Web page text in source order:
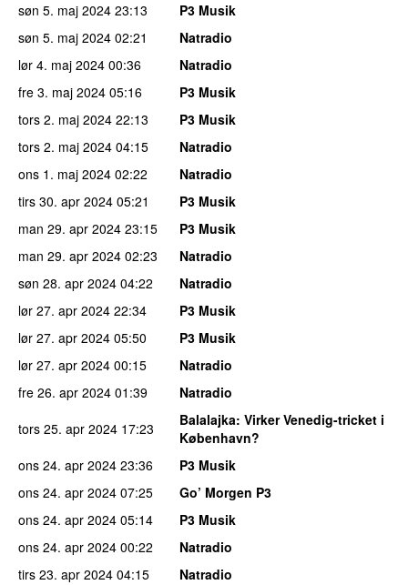
søn 5. maj 2024 23:13
P3 Musik
søn 5. maj 2024 02:21
Natradio
lør 4. maj 2024 00:36
Natradio
fre 3. maj 2024 05:16
P3 Musik
tors 2. maj 2024 22:13
P3 Musik
tors 2. maj 2024 04:15
Natradio
ons 1. maj 2024 02:22
Natradio
tirs 30. apr 2024 05:21
P3 Musik
man 29. apr 2024 23:15
P3 Musik
man 29. apr 2024 02:23
Natradio
søn 28. apr 2024 04:22
Natradio
lør 27. apr 2024 22:34
P3 Musik
lør 27. apr 2024 05:50
P3 Musik
lør 27. apr 2024 00:15
Natradio
fre 26. apr 2024 01:39
Natradio
tors 25. apr 2024 17:23 Balalajka: Virker Venedig-tricket i
København?
ons 24. apr 2024 23:36
P3 Musik
ons 24. apr 2024 07:25
Go’ Morgen P3
ons 24. apr 2024 05:14
P3 Musik
ons 24. apr 2024 00:22
Natradio
tirs 23. apr 2024 04:15
Natradio